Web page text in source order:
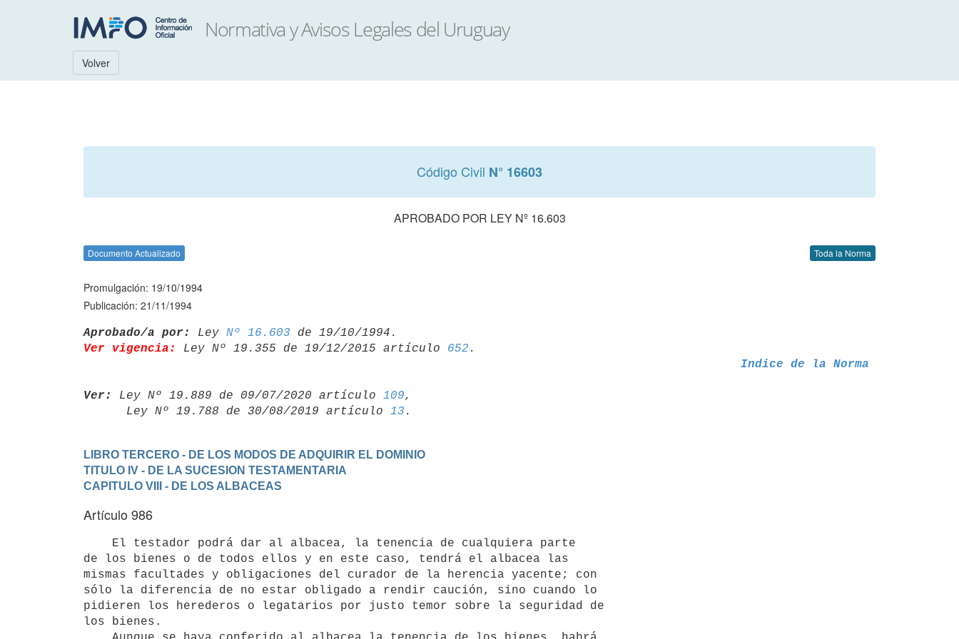
Volver
Código Civil N° 16603
APROBADO POR LEY Nº 16.603
Documento Actualizado Toda la Norma
Promulgación: 19/10/1994
Publicación: 21/11/1994
Aprobado/a por: Ley Nº 16.603
Ver vigencia:
Ley Nº 19.355 de 19/12/2015 artículo 652
Indice de la Norma
Ver: Ley Nº 19.889 de 09/07/2020 artículo 109,
      Ley Nº 19.788 de 30/08/2019 artículo
13
LIBRO TERCERO - DE LOS MODOS DE ADQUIRIR EL DOMINIO
TITULO IV - DE LA SUCESION TESTAMENTARIA
CAPITULO VIII - DE LOS ALBACEAS
Artículo 986
de los bienes o de todos ellos y en este caso, tendrá el albacea las
mismas facultades y obligaciones del curador de la herencia yacente; con
sólo la diferencia de no estar obligado a rendir caución, sino cuando lo
pidieren los herederos o legatarios por justo temor sobre la seguridad de
los bienes.